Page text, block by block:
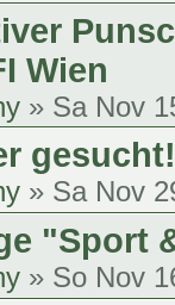
Wien
» Sa Nov
gesucht!
» Sa Nov
"Sport
» So Nov